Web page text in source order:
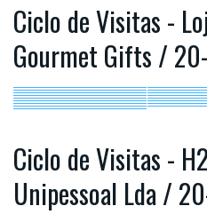
Ciclo de Visitas -
Gourmet Gifts /
Ciclo de Visitas -
Unipessoal Lda /